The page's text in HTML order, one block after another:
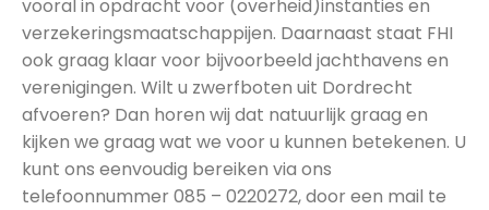
vooral in opdracht voor (overheid)instanties en
verzekeringsmaatschappijen. Daarnaast staat FHI
ook graag klaar voor bijvoorbeeld jachthavens en
verenigingen. Wilt u zwerfboten uit Dordrecht
afvoeren? Dan horen wij dat natuurlijk graag en
kijken we graag wat we voor u kunnen betekenen. U
kunt ons eenvoudig bereiken via ons
telefoonnummer 085 – 0220272, door een mail te